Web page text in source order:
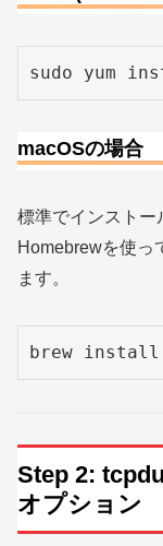
sudo yum
macOSの場合
標準でインストー
Homebrewを使っ
ます。
brew install
Step 2:
オプション